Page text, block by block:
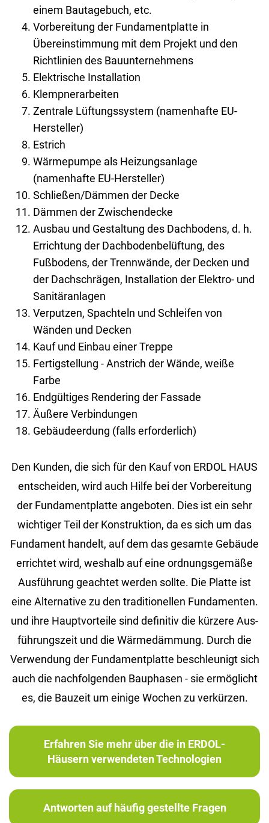
einem Bautagebuch, etc.
Vorbereitung der Fundamentplatte in
Übereinstimmung mit dem Projekt und den
Richtlinien des Bauunternehmens
Elektrische Installation
Klempnerarbeiten
Zentrale Lüftungssystem (namenhafte EU-
Hersteller)
Estrich
Wärmepumpe als Heizungsanlage
(namenhafte EU-Hersteller)
Schließen/Dämmen der Decke
Dämmen der Zwischendecke
Ausbau und Gestaltung des Dachbodens, d. h.
Errichtung der Dachbodenbelüftung, des
Fußbodens, der Trennwände, der Decken und
der Dachschrägen, Installation der Elektro- und
Sanitäranlagen
Verputzen, Spachteln und Schleifen von
Wänden und Decken
Kauf und Einbau einer Treppe
Fertigstellung - Anstrich der Wände, weiße
Farbe
Endgültiges Rendering der Fassade
Äußere Verbindungen
Gebäudeerdung (falls erforderlich)
Den Kun­den, die sich für den Kauf von ERDOL HAUS
ent­schei­den, wird auch Hilfe bei der Vor­be­rei­tung
der Fun­da­ment­plat­te an­ge­bo­ten. Dies ist ein sehr
wich­ti­ger Teil der Kon­struk­ti­on, da es sich um das
Fun­da­ment han­delt, auf dem das ge­sam­te Ge­bäu­de
er­rich­tet wird, wes­halb auf eine ord­nungs­ge­mä­ße
Aus­füh­rung ge­ach­tet wer­den soll­te. Die Plat­te ist
eine Al­ter­na­ti­ve zu den tra­di­tio­nel­len Fun­da­men­ten.
und ihre Haupt­vor­tei­le sind de­fi­ni­tiv die kür­ze­re Aus­
füh­rungs­zeit und die Wär­me­däm­mung. Durch die
Ver­wen­dung der Fun­da­ment­plat­te be­schleu­nigt sich
auch die nach­fol­gen­den Bau­pha­sen - sie er­mög­licht
es, die Bau­zeit um ei­ni­ge Wo­chen zu ver­kür­zen.
Erfahren Sie mehr über die in ERDOL-
Häusern verwendeten Technologien
Antworten auf häufig gestellte Fragen